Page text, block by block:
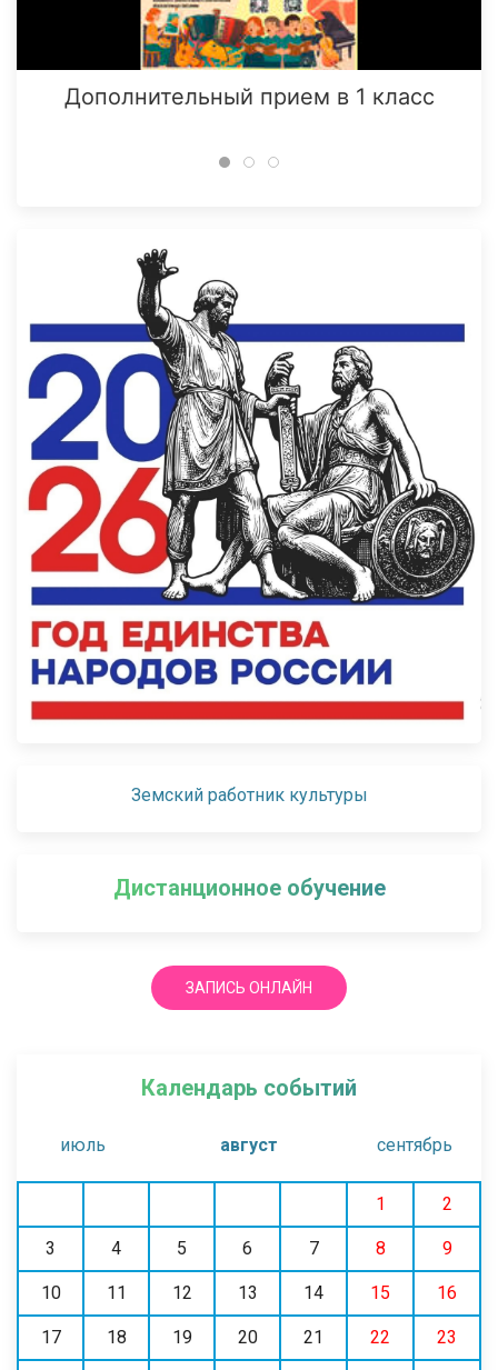
Дополнительный прием в 1 класс
Земский работник культуры
Дистанционное обучение
ЗАПИСЬ ОНЛАЙН
Календарь событий
июль август сентябрь
1 2
3 4 5 6 7 8 9
10 11 12 13 14 15 16
17 18 19 20 21 22 23